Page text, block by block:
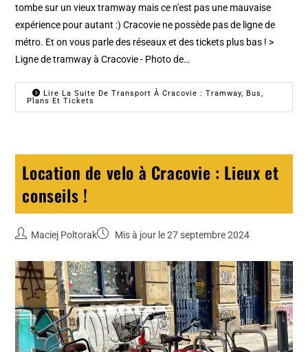
tombe sur un vieux tramway mais ce n'est pas une mauvaise
expérience pour autant :) Cracovie ne possède pas de ligne de
métro. Et on vous parle des réseaux et des tickets plus bas ! >
Ligne de tramway à Cracovie - Photo de…
Lire La Suite De Transport À Cracovie : Tramway, Bus,
Plans Et Tickets
Location de velo à Cracovie : Lieux et
conseils !
Maciej Poltorak Mis à jour le 27 septembre 2024